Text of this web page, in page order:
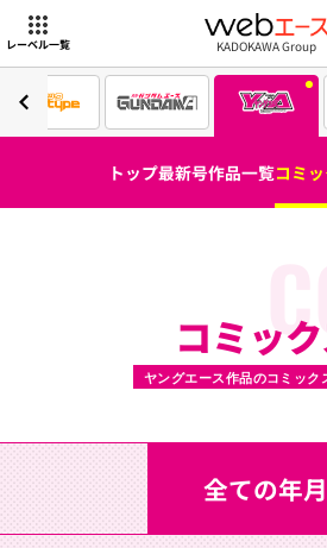
レーベル一覧 webエース
KADOKAWA Group
トップ最新号作品一覧コミ
コミッ
ヤングエース作品のコミック
全ての年月